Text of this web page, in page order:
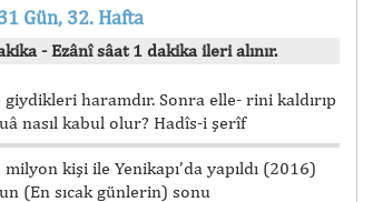
Gün, 32. Hafta
- Ezânî sâat 1 dakika ileri alınır.
haramdır. Sonra elle- rini kaldırıp
nasıl kabul olur? Hadîs-i şerîf
kişi ile Yenikapı’da yapıldı (2016)
(En sıcak günlerin) sonu